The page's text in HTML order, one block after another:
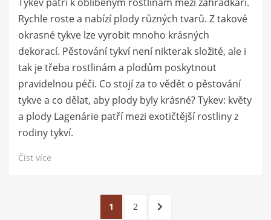
Tykev patří k oblíbeným rostlinám mezi zahrádkáři.
Rychle roste a nabízí plody různých tvarů. Z takové
okrasné tykve lze vyrobit mnoho krásných
dekorací. Pěstování tykví není nikterak složité, ale i
tak je třeba rostlinám a plodům poskytnout
pravidelnou péči. Co stojí za to vědět o pěstování
tykve a co dělat, aby plody byly krásné? Tykev: květy
a plody Lagenárie patří mezi exotičtější rostliny z
rodiny tykví.
Číst více
STRÁNKA
1 STRÁNKA
2
DALŠÍ